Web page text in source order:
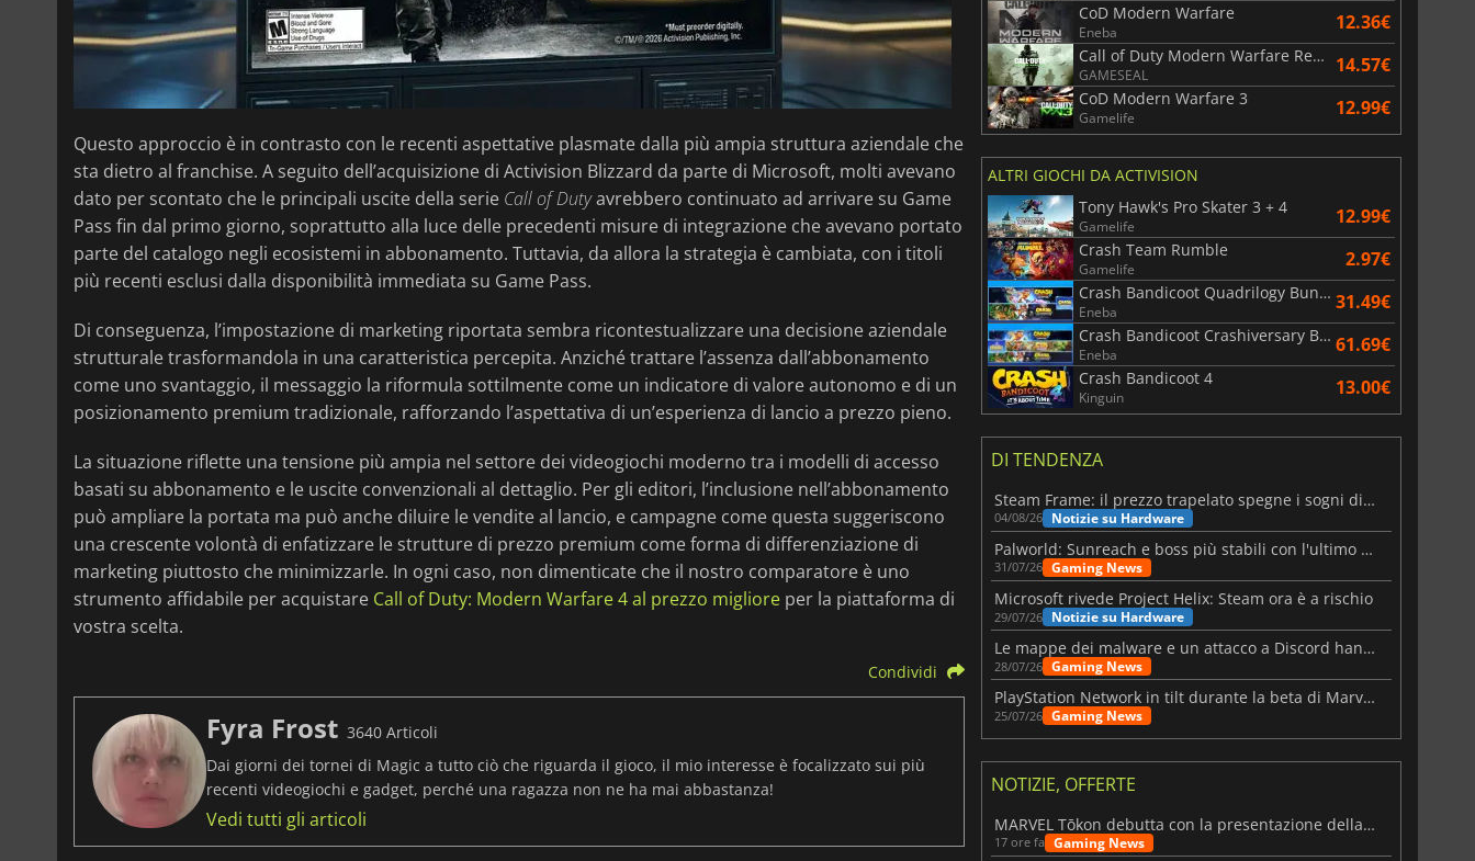
Questo approccio è in contrasto con le recenti aspettative plasmate dalla più ampia struttura aziendale che
sta dietro al franchise. A seguito dell’acquisizione di Activision Blizzard da parte di Microsoft, molti avevano
dato per scontato che le principali uscite della serie Call of Dutyavrebbero continuato ad arrivare su Game
Pass fin dal primo giorno, soprattutto alla luce delle precedenti misure di integrazione che avevano portato
parte del catalogo negli ecosistemi in abbonamento. Tuttavia, da allora la strategia è cambiata, con i titoli
più recenti esclusi dalla disponibilità immediata su Game Pass.
Di conseguenza, l’impostazione di marketing riportata sembra ricontestualizzare una decisione aziendale
strutturale trasformandola in una caratteristica percepita. Anziché trattare l’assenza dall’abbonamento
come uno svantaggio, il messaggio la riformula sottilmente come un indicatore di valore autonomo e di un
posizionamento premium tradizionale, rafforzando l’aspettativa di un’esperienza di lancio a prezzo pieno.
La situazione riflette una tensione più ampia nel settore dei videogiochi moderno tra i modelli di accesso
basati su abbonamento e le uscite convenzionali al dettaglio. Per gli editori, l’inclusione nell’abbonamento
può ampliare la portata ma può anche diluire le vendite al lancio, e campagne come questa suggeriscono
una crescente volontà di enfatizzare le strutture di prezzo premium come forma di differenziazione di
marketing piuttosto che minimizzarle. In ogni caso, non dimenticate che il nostro comparatore è uno
strumento affidabile per acquistare Call of Duty: Modern Warfare 4 al prezzo migliore per la piattaforma di
vostra scelta.
Condividi
Fyra Frost 3640 Articoli
Dai giorni dei tornei di Magic a tutto ciò che riguarda il gioco, il mio interesse è focalizzato sui più
recenti videogiochi e gadget, perché una ragazza non ne ha mai abbastanza!
Vedi tutti gli articoli
CoD Modern Warfare
Eneba 12.36€
Call of Duty Modern Warfare Remastered
GAMESEAL 14.57€
CoD Modern Warfare 3
Gamelife 12.99€
ALTRI GIOCHI DA ACTIVISION
Tony Hawk's Pro Skater 3 + 4
Gamelife 12.99€
Crash Team Rumble
Gamelife 2.97€
Crash Bandicoot Quadrilogy Bundle
Eneba 31.49€
Crash Bandicoot Crashiversary Bundle
Eneba 61.69€
Crash Bandicoot 4
Kinguin 13.00€
DI TENDENZA
Steam Frame: il prezzo trapelato spegne i sogni di un VR economico
04/08/26 Notizie su Hardware
Palworld: Sunreach e boss più stabili con l'ultimo update
31/07/26 Gaming News
Microsoft rivede Project Helix: Steam ora è a rischio
29/07/26 Notizie su Hardware
Le mappe dei malware e un attacco a Discord hanno colpito Meccha Chameleon
28/07/26 Gaming News
PlayStation Network in tilt durante la beta di Marvel Tōkon
25/07/26 Gaming News
NOTIZIE, OFFERTE
MARVEL Tōkon debutta con la presentazione della roadmap per il primo anno
17 ore fa Gaming News